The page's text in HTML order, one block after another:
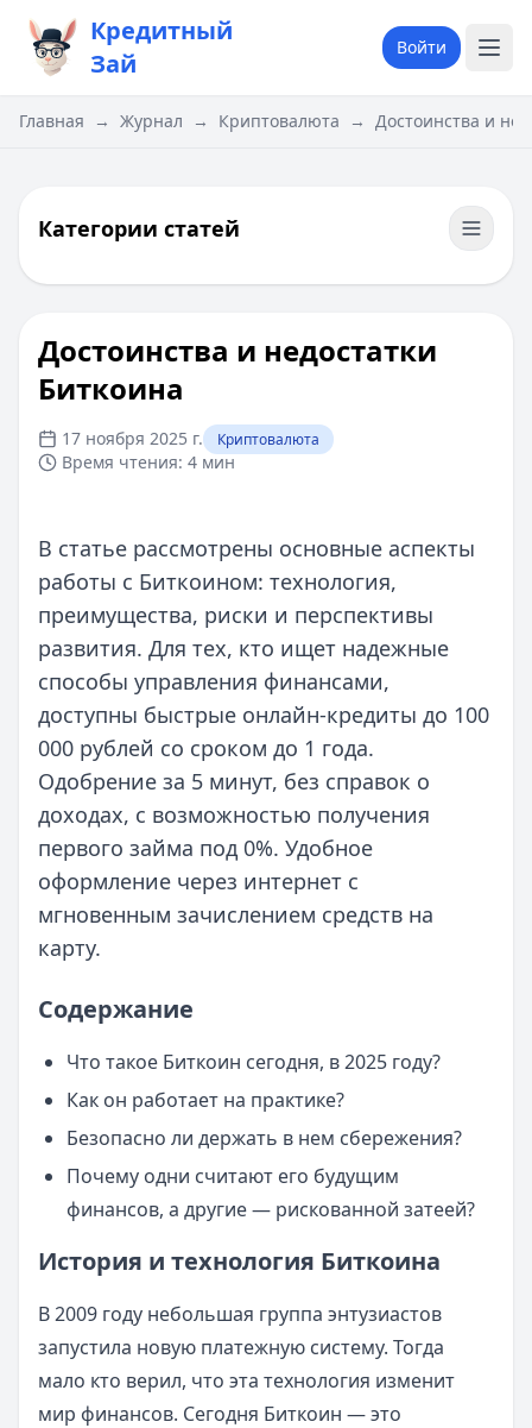
Кредитный
Зай
Войти
Главная → Журнал → Криптовалюта → Достоинства и
Категории статей
Достоинства и недостатки
Биткоина
17 ноября 2025 г. Криптовалюта
Время чтения: 4 мин
В статье рассмотрены основные аспекты
работы с Биткоином: технология,
преимущества, риски и перспективы
развития. Для тех, кто ищет надежные
способы управления финансами,
доступны быстрые онлайн-кредиты до 100
000 рублей со сроком до 1 года.
Одобрение за 5 минут, без справок о
доходах, с возможностью получения
первого займа под 0%. Удобное
оформление через интернет с
мгновенным зачислением средств на
карту.
Содержание
Что такое Биткоин сегодня, в 2025 году?
Как он работает на практике?
Безопасно ли держать в нем сбережения?
Почему одни считают его будущим
финансов, а другие — рискованной затеей?
История и технология Биткоина
В 2009 году небольшая группа энтузиастов
запустила новую платежную систему. Тогда
мало кто верил, что эта технология изменит
мир финансов. Сегодня Биткоин — это